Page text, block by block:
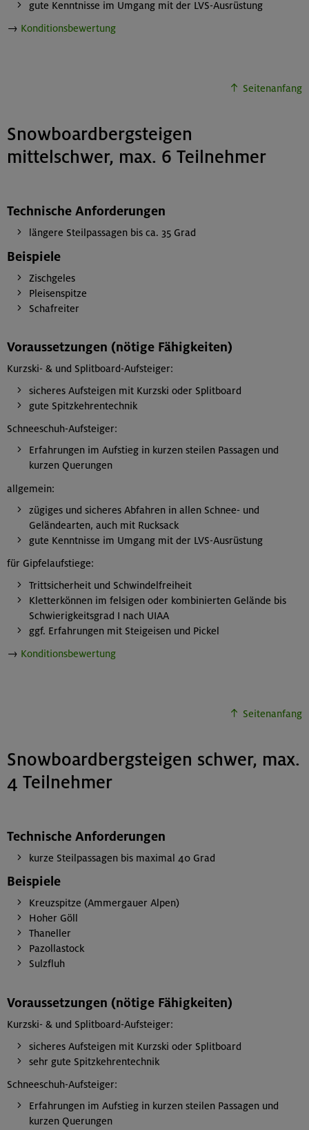
gute Kenntnisse im Umgang mit der LVS-Ausrüstung
→ Konditionsbewertung
Seitenanfang
Snowboardbergsteigen
mittelschwer, max. 6 Teilnehmer
Technische Anforderungen
längere Steilpassagen bis ca. 35 Grad
Beispiele
Zischgeles
Pleisenspitze
Schafreiter
Voraussetzungen (nötige Fähigkeiten)
Kurzski- & und Splitboard-Aufsteiger:
sicheres Aufsteigen mit Kurzski oder Splitboard
gute Spitzkehrentechnik
Schneeschuh-Aufsteiger:
Erfahrungen im Aufstieg in kurzen steilen Passagen und
kurzen Querungen
allgemein:
zügiges und sicheres Abfahren in allen Schnee- und
Geländearten, auch mit Rucksack
gute Kenntnisse im Umgang mit der LVS-Ausrüstung
für Gipfelaufstiege:
Trittsicherheit und Schwindelfreiheit
Kletterkönnen im felsigen oder kombinierten Gelände bis
Schwierigkeitsgrad I nach UIAA
ggf. Erfahrungen mit Steigeisen und Pickel
→ Konditionsbewertung
Seitenanfang
Snowboardbergsteigen schwer, max.
4 Teilnehmer
Technische Anforderungen
kurze Steilpassagen bis maximal 40 Grad
Beispiele
Kreuzspitze (Ammergauer Alpen)
Hoher Göll
Thaneller
Pazollastock
Sulzfluh
Voraussetzungen (nötige Fähigkeiten)
Kurzski- & und Splitboard-Aufsteiger:
sicheres Aufsteigen mit Kurzski oder Splitboard
sehr gute Spitzkehrentechnik
Schneeschuh-Aufsteiger:
Erfahrungen im Aufstieg in kurzen steilen Passagen und
kurzen Querungen